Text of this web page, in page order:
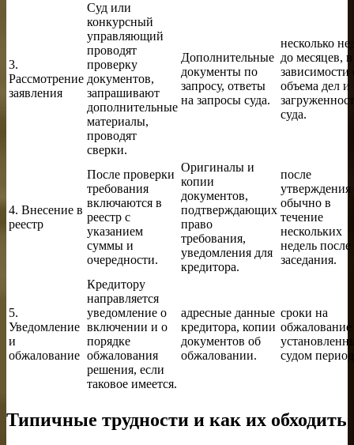
3.
Рассмотрение
заявления
Суд или
конкурсный
управляющий
проводят
проверку
документов,
запрашивают
дополнительные
материалы,
проводят
сверки.
Дополнительные
документы по
запросу, ответы
на запросы суда.
несколько
до месяцев, в
зависимости
объема дел и
суда.
4. Внесение в
реестр
После проверки
требования
включаются в
реестр с
указанием
суммы и
очередности.
Оригиналы и
копии
документов,
подтверждающих
право
требования,
уведомления для
кредитора.
после
обычно в
течение
нескольких
недель после
заседания.
5.
Уведомление
и
обжалование
Кредитору
направляется
уведомление о
включении и о
порядке
обжалования
решения, если
таковое имеется.
адресные данные
кредитора, копии
документов об
обжаловании.
сроки на
судом
Типичные трудности и как их обходить